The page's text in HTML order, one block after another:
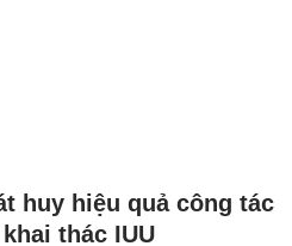
huy hiệu quả công tác
thác IUU